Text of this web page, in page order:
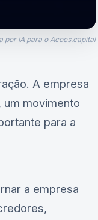
por IA para o Acoes.capital
A empresa
movimento
para a
a empresa